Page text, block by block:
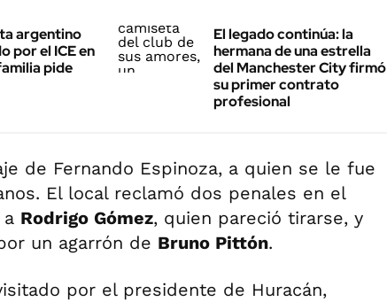
argentino
por el ICE en
pide
El legado continúa: la
hermana de una estrella
del Manchester City firmó
su primer contrato
profesional
de Fernando Espinoza, a quien se le fue
El local reclamó dos penales en el
Rodrigo Gómez, quien pareció tirarse, y
un agarrón de Bruno Pittón.
por el presidente de Huracán,